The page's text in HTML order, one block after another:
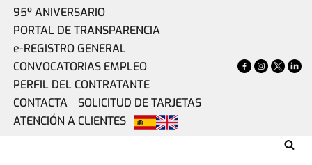
95º ANIVERSARIO
PORTAL DE TRANSPARENCIA
e-REGISTRO GENERAL
CONVOCATORIAS EMPLEO
PERFIL DEL CONTRATANTE
CONTACTA
SOLICITUD DE TARJETAS
ATENCIÓN A CLIENTES
ADACCA ampliará sus instalaciones